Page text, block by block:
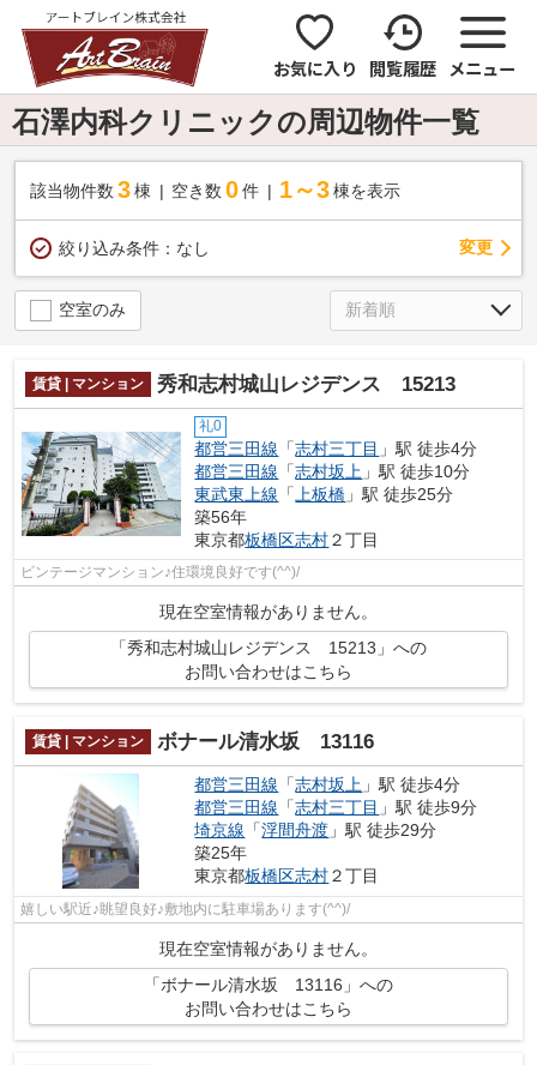
お気に入り 閲覧履歴 メニュー
石澤内科クリニックの周辺物件一覧
該当物件数 3棟 空き数 0 件 1～3 棟を表示
絞り込み条件： なし 変更
空室のみ
賃貸 | マンション 秀和志村城山レジデンス 15213
礼0
都営三田線 「志村三丁目 」駅 徒歩4分
都営三田線 「志村坂上 」駅 徒歩10分
東武東上線 「 上板橋 」駅 徒歩25分
築56年
東京都板橋区志村２丁目
ビンテージマンション♪住環境良好です(^^)/
現在空室情報がありません。
「秀和志村城山レジデンス 15213」への
お問い合わせはこちら
賃貸 | マンション ボナール清水坂 13116
都営三田線 「志村坂上 」駅 徒歩4分
都営三田線 「志村三丁目 」駅 徒歩9分
埼京線 「浮間舟渡 」駅 徒歩29分
築25年
東京都板橋区志村２丁目
嬉しい駅近♪眺望良好♪敷地内に駐車場あります(^^)/
現在空室情報がありません。
「ボナール清水坂 13116」への
お問い合わせはこちら